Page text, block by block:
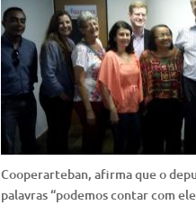
Cooperarteban, afirma que o
palavras “podemos contar com